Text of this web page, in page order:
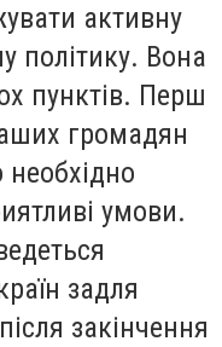
активну
політику. Вона
пунктів. Перш
громадян
умови.
задля
закінчення